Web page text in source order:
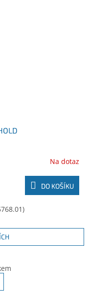
Na dotaz
DO KOŠÍKU